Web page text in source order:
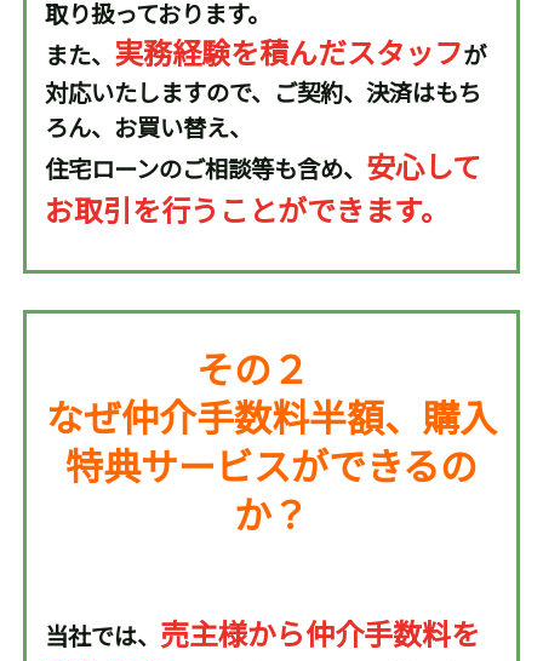
取り扱っております。
また、 実務経験を積んだスタッフが
対応いたしますので、ご契約、決済はもち
ろん、お買い替え、
住宅ローンのご相談等も含め、 安心して
お取引を行うことができます。
その２
なぜ仲介手数料半額、購入
特典サービスができるの
か？
当社では、 売主様から仲介手数料を